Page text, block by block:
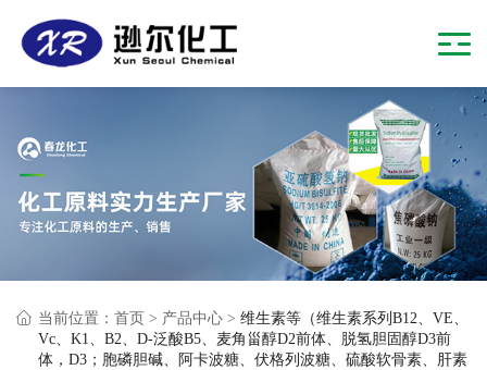
当前位置： 首页 > 产品中心 > 维生素等（维生素系列B12、VE、
Vc、K1、B2、D-泛酸B5、麦角甾醇D2前体、脱氢胆固醇D3前
体，D3；胞磷胆碱、阿卡波糖、伏格列波糖、硫酸软骨素、肝素